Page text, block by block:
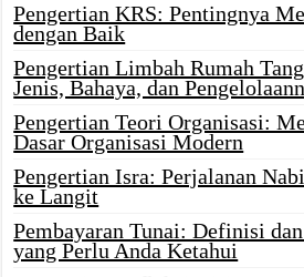
Pengertian KRS: Pentingnya
dengan Baik
Pengertian Limbah Rumah
Jenis, Bahaya, dan
Pengertian Teori Organisasi:
Dasar Organisasi Modern
Pengertian Isra: Perjalanan
ke Langit
Pembayaran Tunai: Definisi
yang Perlu Anda Ketahui